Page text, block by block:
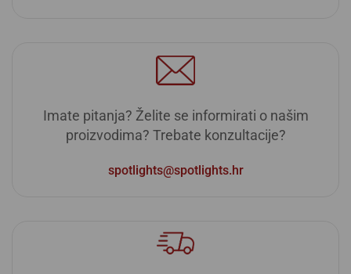
Imate pitanja? Želite se informirati o našim
proizvodima? Trebate konzultacije?
spotlights@spotlights.hr